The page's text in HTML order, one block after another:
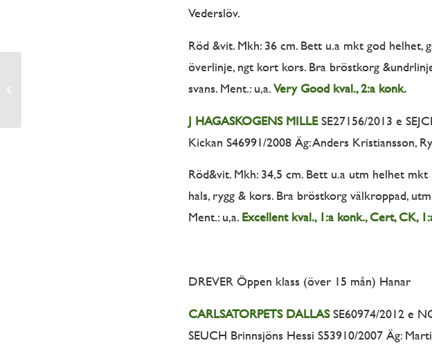
Vederslöv.
Röd &vit. Mkh: 36 cm. Bett u.a mkt god helhet,
överlinje, ngt kort kors. Bra bröstkorg
svans. Ment.: u,a.Very Good kval., 2:a konk.
J HAGASKOGENS MILLESE27156/2013 e
Kickan S46991/2008 Äg: Anders Kristiansson,
Röd&vit. Mkh: 34,5 cm. Bett u.a utm helhet
hals, rygg & kors. Bra bröstkorg välkroppad,
Ment.: u,a. Excellent kval., 1:a konk., Cert, CK,
DREVER Öppen klass (över 15 mån) Hanar
CARLSATORPETS DALLASSE60974/2012 e
SEUCH Brinnsjöns Hessi S53910/2007 Äg: